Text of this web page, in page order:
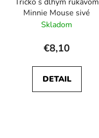
Minnie Mouse sivé
Skladom
€8,10
DETAIL